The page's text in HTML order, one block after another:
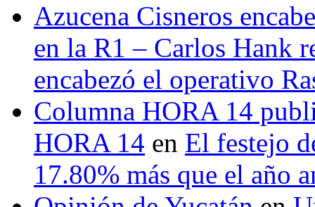
Azucena Cisneros
en la R1 – Carlos Hank
encabezó el operativo
Columna HORA 14
HORA 14 en El festejo
17.80% más que el año